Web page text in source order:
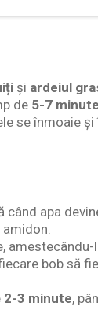
și ardeiul
de 5-7 minute
se înmoaie
când apa
amidon.
amestecându-
bob să
2-3 minute,